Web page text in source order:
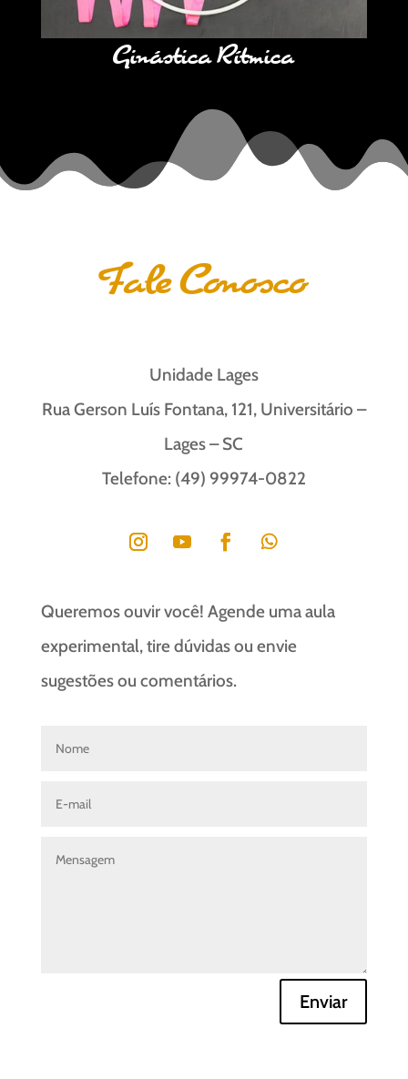
Ginástica Rítmica
Fale Conosco
Unidade Lages
Rua Gerson Luís Fontana, 121, Universitário –
Lages – SC
Telefone: (49) 99974-0822
Queremos ouvir você! Agende uma aula
experimental, tire dúvidas ou envie
sugestões ou comentários.
Enviar